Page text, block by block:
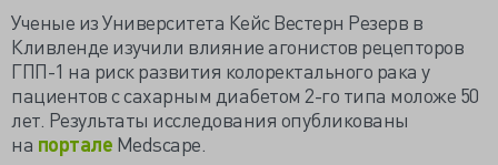
Ученые из Университета Кейс Вестерн Резерв в
Кливленде изучили влияние агонистов рецепторов
ГПП-1 на риск развития колоректального рака у
пациентов с сахарным диабетом 2-го типа моложе 50
лет. Результаты исследования опубликованы
на портале Medscape.